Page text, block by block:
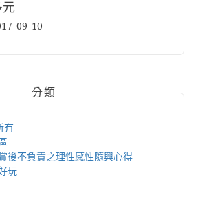
元
09-10
分類
有
後不負責之理性感性隨興心得
玩